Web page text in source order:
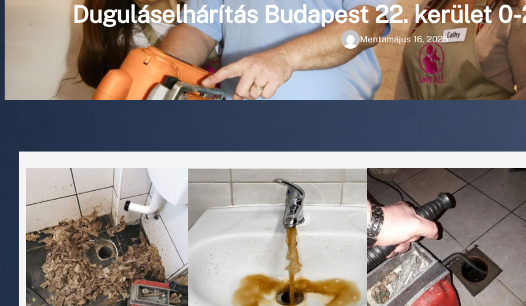
Duguláselhárítás Budapest 22. kerület
Mentamájus 16, 2025